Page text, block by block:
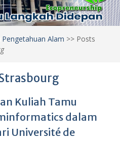
Alam >> Posts
Kuliah Tamu
dalam
Université de